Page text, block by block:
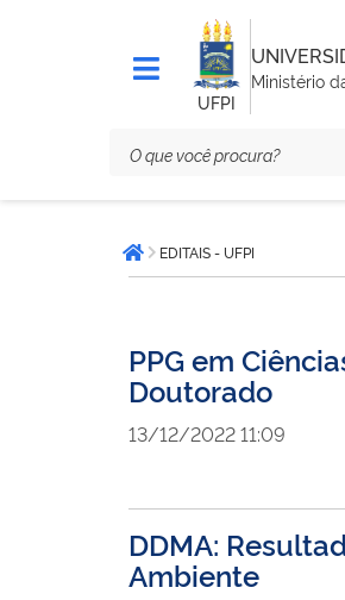
UFPI
Ministério
está
aqui:Página inicial
EDITAIS - UFPI
PPG em
Doutorado
13/12/2022 11:09
DDMA:
Ambiente